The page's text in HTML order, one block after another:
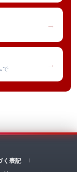
→
で
→
く表記